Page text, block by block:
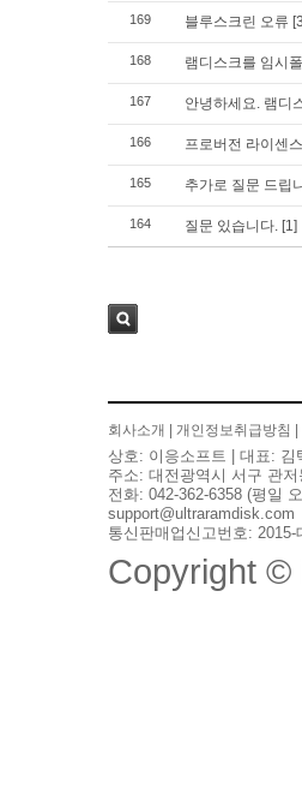
169 블루스크린 오류
168 램디스크를 임시
167 안녕하세요. 램디
166 프로버전 라이센
165 추가로 질문 드립
164 질문 있습니다. [1]
회사소개 개인정보취급방침
상호: 이응소프트 | 대표: 김
주소: 대전광역시 서구 관
전화: 042-362-6358 (평일
support@ultraramdisk.com
통신판매업신고번호:
Copyright ©